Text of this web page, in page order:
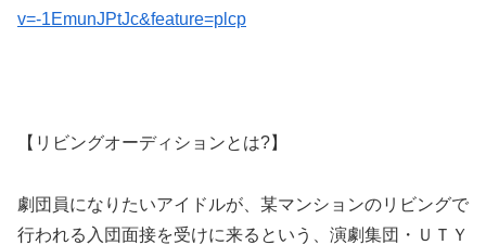
v=-1EmunJPtJc&feature=plcp
【リビングオーディションとは?】
劇団員になりたいアイドルが、某マンションのリビングで
行われる入団面接を受けに来るという、演劇集団・ＵＴＹ